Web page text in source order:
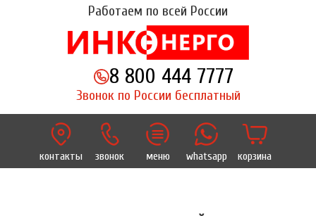
Работаем по всей России
8 800 444 7777
Звонок по России бесплатный
контакты звонок меню whatsapp корзина